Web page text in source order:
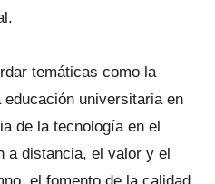
temáticas como la
universitaria en
de la tecnología en el
a distancia, el valor y el